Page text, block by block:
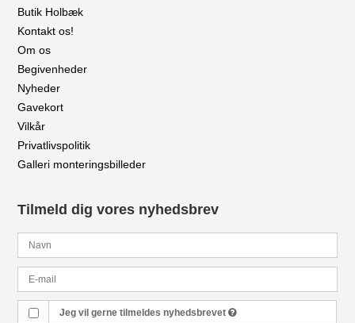
Butik Holbæk
Kontakt os!
Om os
Begivenheder
Nyheder
Gavekort
Vilkår
Privatlivspolitik
Galleri monteringsbilleder
Tilmeld dig vores nyhedsbrev
Jeg vil gerne tilmeldes nyhedsbrevet